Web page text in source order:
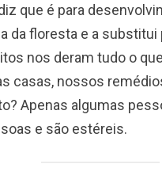
que é para
da floresta e a
nos deram tudo o
casas, nossos
Apenas algumas
e são estéreis.